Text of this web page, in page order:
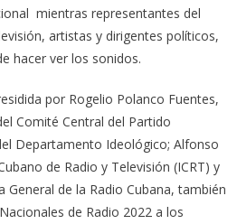
mientras representantes del
artistas y dirigentes políticos,
hacer ver los sonidos.
por Rogelio Polanco Fuentes,
Comité Central del Partido
Departamento Ideológico; Alfonso
de Radio y Televisión (ICRT) y
General de la Radio Cubana, también
de Radio 2022 a los